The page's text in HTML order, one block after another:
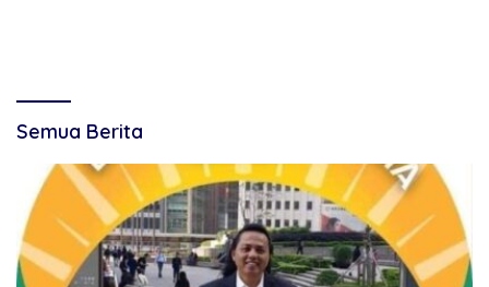
Semua Berita